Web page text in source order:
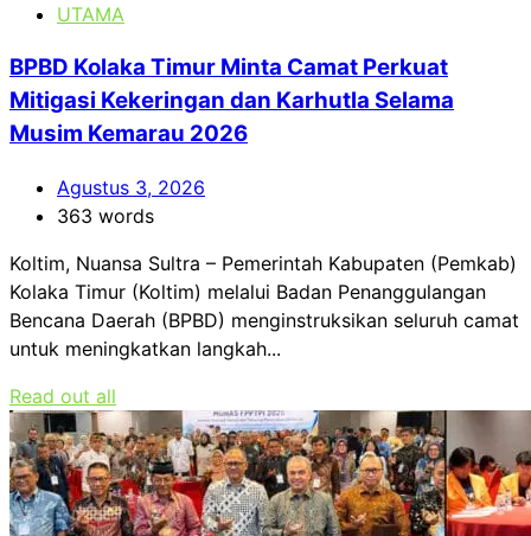
UTAMA
BPBD Kolaka Timur Minta Camat Perkuat
Mitigasi Kekeringan dan Karhutla Selama
Musim Kemarau 2026
Agustus 3, 2026
363 words
Koltim, Nuansa Sultra – Pemerintah Kabupaten (Pemkab)
Kolaka Timur (Koltim) melalui Badan Penanggulangan
Bencana Daerah (BPBD) menginstruksikan seluruh camat
untuk meningkatkan langkah...
Read out all